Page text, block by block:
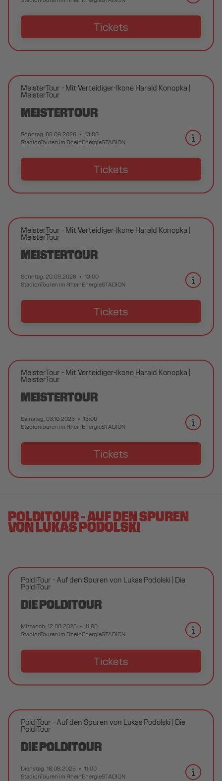
Tickets
MeisterTour - Mit Verteidiger-Ikone Harald Konopka
MeisterTour
MEISTERTOUR
Sonntag, 06.09.2026
13:00
StadionTouren im RheinEnergieSTADION
Tickets
MeisterTour - Mit Verteidiger-Ikone Harald Konopka
MeisterTour
MEISTERTOUR
Sonntag, 20.09.2026
13:00
StadionTouren im RheinEnergieSTADION
Tickets
MeisterTour - Mit Verteidiger-Ikone Harald Konopka
MeisterTour
MEISTERTOUR
Samstag, 03.10.2026
13:00
StadionTouren im RheinEnergieSTADION
Tickets
POLDITOUR - AUF DEN SPUREN
VON LUKAS PODOLSKI
PoldiTour - Auf den Spuren von Lukas Podolski Die
PoldiTour
DIE POLDITOUR
Mittwoch, 12.08.2026
11:00
StadionTouren im RheinEnergieSTADION
Tickets
PoldiTour - Auf den Spuren von Lukas Podolski Die
PoldiTour
DIE POLDITOUR
Dienstag, 18.08.2026
11:00
StadionTouren im RheinEnergieSTADION